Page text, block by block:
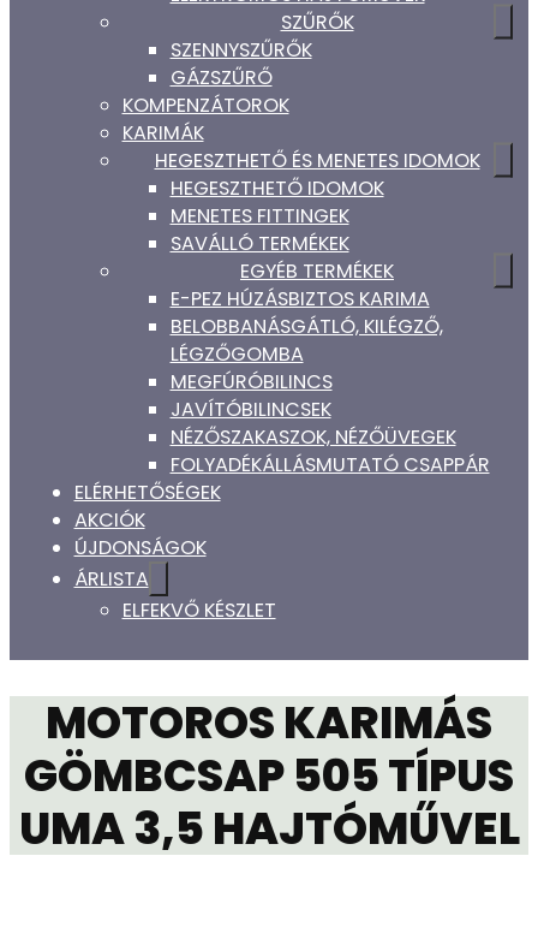
SZŰRŐK
SZENNYSZŰRŐK
GÁZSZŰRŐ
KOMPENZÁTOROK
KARIMÁK
HEGESZTHETŐ ÉS MENETES IDOMOK
HEGESZTHETŐ IDOMOK
MENETES FITTINGEK
SAVÁLLÓ TERMÉKEK
EGYÉB TERMÉKEK
E-PEZ HÚZÁSBIZTOS KARIMA
BELOBBANÁSGÁTLÓ, KILÉGZŐ,
LÉGZŐGOMBA
MEGFÚRÓBILINCS
JAVÍTÓBILINCSEK
NÉZŐSZAKASZOK, NÉZŐÜVEGEK
FOLYADÉKÁLLÁSMUTATÓ CSAPPÁR
ELÉRHETŐSÉGEK
AKCIÓK
ÚJDONSÁGOK
ÁRLISTA
ELFEKVŐ KÉSZLET
MOTOROS KARIMÁS
GÖMBCSAP 505 TÍPUS
UMA 3,5 HAJTÓMŰVEL